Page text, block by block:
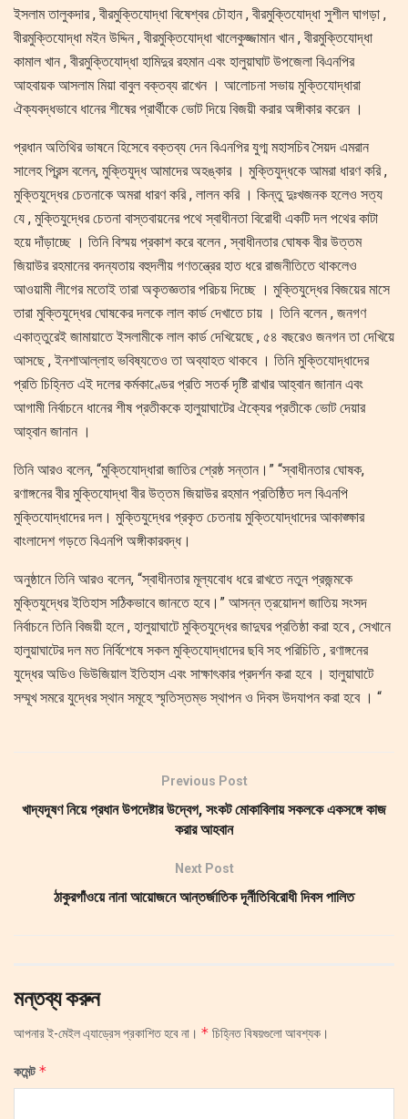
ইসলাম তালুকদার , বীরমুক্তিযোদ্ধা বিষেশ্বর চৌহান , বীরমুক্তিযোদ্ধা সুশীল ঘাগড়া ,
বীরমুক্তিযোদ্ধা মইন উদ্দিন , বীরমুক্তিযোদ্ধা খালেকুজ্জামান খান , বীরমুক্তিযোদ্ধা
কামাল খান , বীরমুক্তিযোদ্ধা হামিদুর রহমান এবং হালুয়াঘাট উপজেলা বিএনপির
আহবায়ক আসলাম মিয়া বাবুল বক্তব্য রাখেন । আলোচনা সভায় মুক্তিযোদ্ধারা
ঐক্যবদ্ধভাবে ধানের শীষের প্রার্থীকে ভোট দিয়ে বিজয়ী করার অঙ্গীকার করেন ।
প্রধান অতিথির ভাষনে হিসেবে বক্তব্য দেন বিএনপির যুগ্ম মহাসচিব সৈয়দ এমরান
সালেহ প্রিন্স বলেন, মুক্তিযুদ্ধ আমাদের অহঙ্কার । মুক্তিযুদ্ধকে আমরা ধারণ করি ,
মুক্তিযুদ্ধের চেতনাকে অমরা ধারণ করি , লালন করি । কিন্তু দুঃখজনক হলেও সত্য
যে , মুক্তিযুদ্ধের চেতনা বাস্তবায়নের পথে স্বাধীনতা বিরোধী একটি দল পথের কাটা
হয়ে দাঁড়াচ্ছে । তিনি বিস্ময় প্রকাশ করে বলেন , স্বাধীনতার ঘোষক বীর উত্তম
জিয়াউর রহমানের বদন্যতায় বহুদলীয় গণতন্ত্রের হাত ধরে রাজনীতিতে থাকলেও
আওয়ামী লীগের মতোই তারা অকৃতজ্ঞতার পরিচয় দিচ্ছে । মুক্তিযুদ্ধের বিজয়ের মাসে
তারা মুক্তিযুদ্ধের ঘোষকের দলকে লাল কার্ড দেখাতে চায় । তিনি বলেন , জনগণ
একাত্তুরেই জামায়াতে ইসলামীকে লাল কার্ড দেখিয়েছে , ৫৪ বছরেও জনগন তা দেখিয়ে
আসছে , ইনশাআল্লাহ ভবিষ্যতেও তা অব্যাহত থাকবে । তিনি মুক্তিযোদ্ধাদের
প্রতি চিহ্নিত এই দলের কর্মকাণ্ডের প্রতি সতর্ক দৃষ্টি রাখার আহ্বান জানান এবং
আগামী নির্বাচনে ধানের শীষ প্রতীককে হালুয়াঘাটের ঐক্যের প্রতীকে ভোট দেয়ার
আহ্বান জানান ।
তিনি আরও বলেন, “মুক্তিযোদ্ধারা জাতির শ্রেষ্ঠ সন্তান।” “স্বাধীনতার ঘোষক,
রণাঙ্গনের বীর মুক্তিযোদ্ধা বীর উত্তম জিয়াউর রহমান প্রতিষ্ঠিত দল বিএনপি
মুক্তিযোদ্ধাদের দল। মুক্তিযুদ্ধের প্রকৃত চেতনায় মুক্তিযোদ্ধাদের আকাঙ্ক্ষার
বাংলাদেশ গড়তে বিএনপি অঙ্গীকারবদ্ধ।
অনুষ্ঠানে তিনি আরও বলেন, “স্বাধীনতার মূল্যবোধ ধরে রাখতে নতুন প্রজন্মকে
মুক্তিযুদ্ধের ইতিহাস সঠিকভাবে জানতে হবে।” আসন্ন ত্রয়োদশ জাতিয় সংসদ
নির্বাচনে তিনি বিজয়ী হলে , হালুয়াঘাটে মুক্তিযুদ্ধের জাদুঘর প্রতিষ্ঠা করা হবে , সেখানে
হালুয়াঘাটের দল মত নির্বিশেষে সকল মুক্তিযোদ্ধাদের ছবি সহ পরিচিতি , রণাঙ্গনের
যুদ্ধের অডিও ভিউজিয়াল ইতিহাস এবং সাক্ষাৎকার প্রদর্শন করা হবে । হালুয়াঘাটে
সম্মূখ সমরে যুদ্ধের স্থান সমূহে স্মৃতিস্তম্ভ স্থাপন ও দিবস উদযাপন করা হবে । “
Previous Post
খাদ্যদূষণ নিয়ে প্রধান উপদেষ্টার উদ্বেগ, সংকট মোকাবিলায় সকলকে একসঙ্গে কাজ
করার আহবান
Next Post
ঠাকুরগাঁওয়ে নানা আয়োজনে আন্তর্জাতিক দূর্নীতিবিরোধী দিবস পালিত
মন্তব্য করুন
আপনার ই-মেইল এ্যাড্রেস প্রকাশিত হবে না। * চিহ্নিত বিষয়গুলো আবশ্যক।
কমেন্ট*